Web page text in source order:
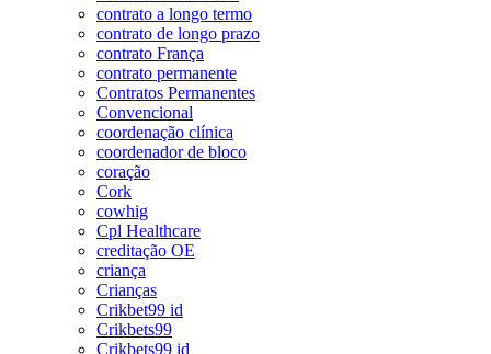
contrato a longo termo
contrato de longo prazo
contrato França
contrato permanente
Contratos Permanentes
Convencional
coordenação clínica
coordenador de bloco
coração
Cork
cowhig
Cpl Healthcare
creditação OE
criança
Crianças
Crikbet99 id
Crikbets99
Crikbets99 id